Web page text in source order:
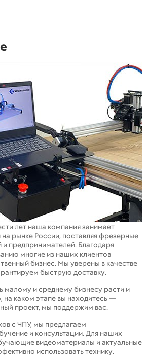
лет наша компания занимает
рынке России, поставляя фрезерные
и предпринимателей. Благодаря
многие из наших клиентов
бизнес. Мы уверены в качестве
быструю доставку.
и среднему бизнесу расти и
на каком этапе вы находитесь —
проект, мы поддержим вас.
с ЧПУ, мы предлагаем
и консультации. Для наших
видеоматериалы и актуальные
использовать технику.